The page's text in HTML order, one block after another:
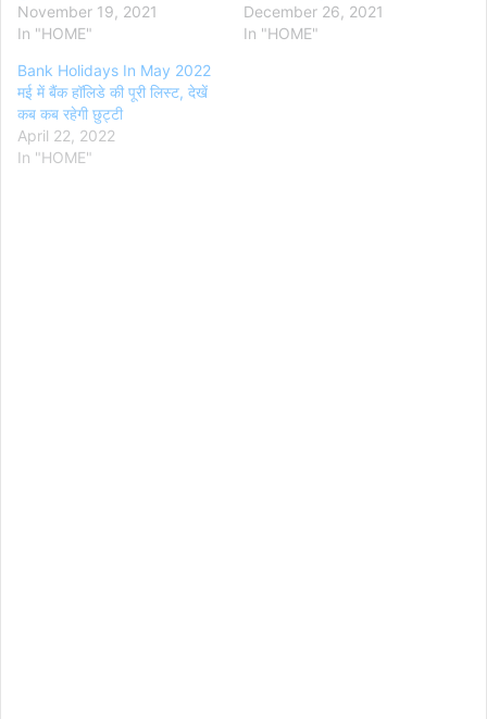
November 19, 2021
In "HOME"
December 26, 2021
In "HOME"
Bank Holidays In May 2022
मई में बैंक हॉलिडे की पूरी लिस्ट, देखें
कब कब रहेगी छुट्टी
April 22, 2022
In "HOME"